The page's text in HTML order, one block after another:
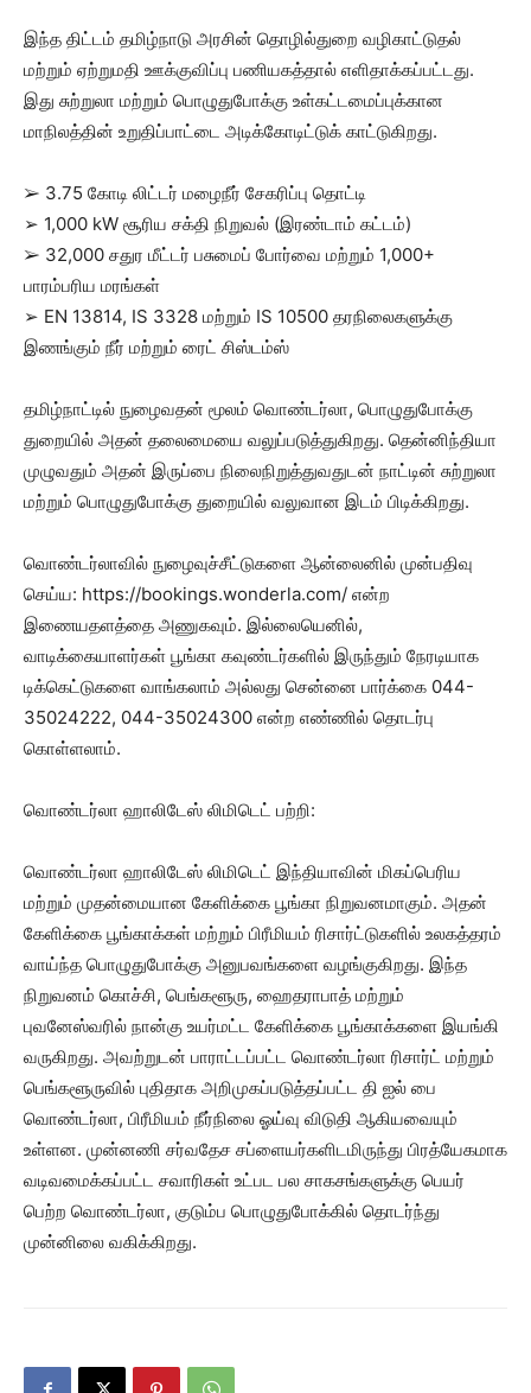
இந்த திட்டம் தமிழ்நாடு அரசின் தொழில்துறை வழிகாட்டுதல்
மற்றும் ஏற்றுமதி ஊக்குவிப்பு பணியகத்தால் எளிதாக்கப்பட்டது.
இது சுற்றுலா மற்றும் பொழுதுபோக்கு உள்கட்டமைப்புக்கான
மாநிலத்தின் உறுதிப்பாட்டை அடிக்கோடிட்டுக் காட்டுகிறது.
➢ 3.75 கோடி லிட்டர் மழைநீர் சேகரிப்பு தொட்டி
➢ 1,000 kW சூரிய சக்தி நிறுவல் (இரண்டாம் கட்டம்)
➢ 32,000 சதுர மீட்டர் பசுமைப் போர்வை மற்றும் 1,000+
பாரம்பரிய மரங்கள்
➢ EN 13814, IS 3328 மற்றும் IS 10500 தரநிலைகளுக்கு
இணங்கும் நீர் மற்றும் ரைட் சிஸ்டம்ஸ்
தமிழ்நாட்டில் நுழைவதன் மூலம் வொண்டர்லா, பொழுதுபோக்கு
துறையில் அதன் தலைமையை வலுப்படுத்துகிறது. தென்னிந்தியா
முழுவதும் அதன் இருப்பை நிலைநிறுத்துவதுடன் நாட்டின் சுற்றுலா
மற்றும் பொழுதுபோக்கு துறையில் வலுவான இடம் பிடிக்கிறது.
வொண்டர்லாவில் நுழைவுச்சீட்டுகளை ஆன்லைனில் முன்பதிவு
செய்ய: https://bookings.wonderla.com/ என்ற
இணையதளத்தை அணுகவும். இல்லையெனில்,
வாடிக்கையாளர்கள் பூங்கா கவுண்டர்களில் இருந்தும் நேரடியாக
டிக்கெட்டுகளை வாங்கலாம் அல்லது சென்னை பார்க்கை 044-
35024222, 044-35024300 என்ற எண்ணில் தொடர்பு
கொள்ளலாம்.
வொண்டர்லா ஹாலிடேஸ் லிமிடெட் பற்றி:
வொண்டர்லா ஹாலிடேஸ் லிமிடெட் இந்தியாவின் மிகப்பெரிய
மற்றும் முதன்மையான கேளிக்கை பூங்கா நிறுவனமாகும். அதன்
கேளிக்கை பூங்காக்கள் மற்றும் பிரீமியம் ரிசார்ட்டுகளில் உலகத்தரம்
வாய்ந்த பொழுதுபோக்கு அனுபவங்களை வழங்குகிறது. இந்த
நிறுவனம் கொச்சி, பெங்களூரு, ஹைதராபாத் மற்றும்
புவனேஸ்வரில் நான்கு உயர்மட்ட கேளிக்கை பூங்காக்களை இயங்கி
வருகிறது. அவற்றுடன் பாராட்டப்பட்ட வொண்டர்லா ரிசார்ட் மற்றும்
பெங்களூருவில் புதிதாக அறிமுகப்படுத்தப்பட்ட தி ஐல் பை
வொண்டர்லா, பிரீமியம் நீர்நிலை ஓய்வு விடுதி ஆகியவையும்
உள்ளன. முன்னணி சர்வதேச சப்ளையர்களிடமிருந்து பிரத்யேகமாக
வடிவமைக்கப்பட்ட சவாரிகள் உட்பட பல சாகசங்களுக்கு பெயர்
பெற்ற வொண்டர்லா, குடும்ப பொழுதுபோக்கில் தொடர்ந்து
முன்னிலை வகிக்கிறது.